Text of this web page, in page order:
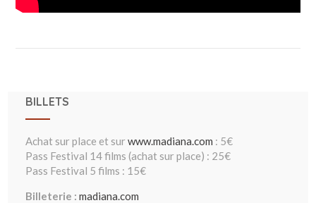
BILLETS
Achat sur place et surwww.madiana.com : 5€
Pass Festival 14 films (achat sur place) : 25€
Pass Festival 5 films : 15€
Billeterie : madiana.com